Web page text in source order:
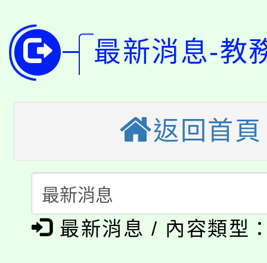
開!
115年桃園市運動會8/
田徑場及游泳池舉行。
桃園市低收入戶享有免
視費優惠，中低收入戶
半價優惠，詳情可洽有
者。
大園自造教育及科技中
份教師增能研習
大溪自造教育及科技
份教師研習
淨零綠生活教案入校路
會
115年食農教育專業人
程
「本色祭」8/29、30在
最新消息-教
返回首頁
最新消息 / 內容類型